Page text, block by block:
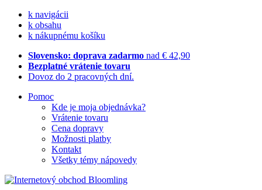
k navigácii
k obsahu
k nákupnému košíku
Slovensko: doprava zadarmo nad € 42,90
Bezplatné vrátenie tovaru
Dovoz do 2 pracovných dní.
Pomoc
Kde je moja objednávka?
Vrátenie tovaru
Cena dopravy
Možnosti platby
Kontakt
Všetky témy nápovedy